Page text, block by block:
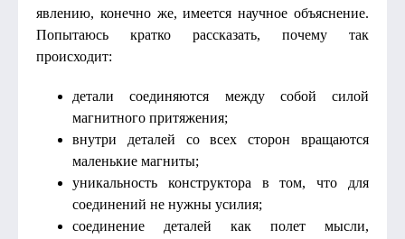
явлению, конечно же, имеется научное объяснение.
Попытаюсь кратко рассказать, почему так
происходит:
детали соединяются между собой силой
магнитного притяжения;
внутри деталей со всех сторон вращаются
маленькие магниты;
уникальность конструктора в том, что для
соединений не нужны усилия;
соединение деталей как полет мысли,